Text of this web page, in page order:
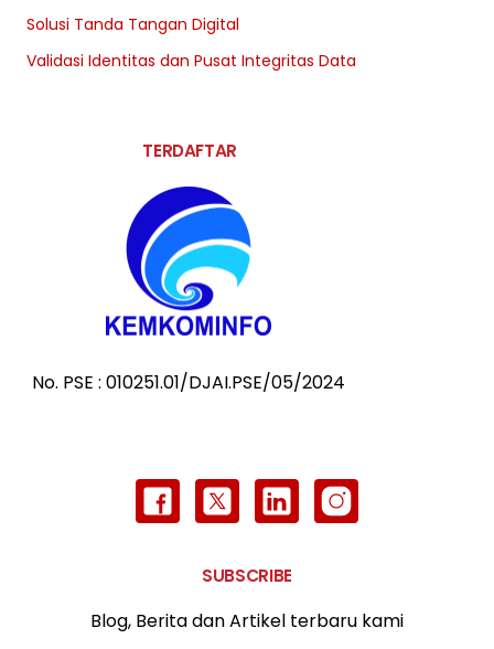
Solusi Tanda Tangan Digital
Validasi Identitas dan Pusat Integritas Data
TERDAFTAR
No. PSE : 010251.01/DJAI.PSE/05/2024
SUBSCRIBE
Blog, Berita dan Artikel terbaru kami